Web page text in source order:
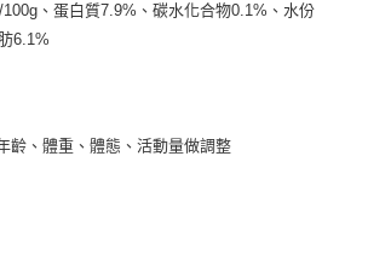
、蛋白質7.9%、碳水化合物0.1%、水份
6.1%
齡、體重、體態、活動量做調整